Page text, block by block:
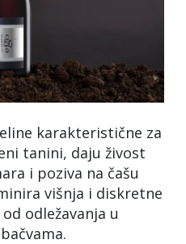
karakteristične za
tanini, daju živost
i poziva na čašu
višnja i diskretne
odležavanja u